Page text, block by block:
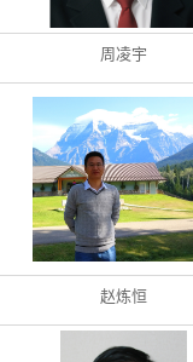
周凌宇
赵炼恒